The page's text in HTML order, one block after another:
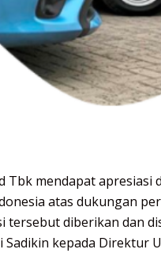
Tbk mendapat apresiasi
atas dukungan
tersebut diberikan dan
Sadikin kepada Direktur